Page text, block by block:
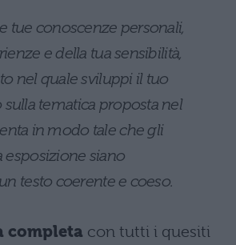
tue conoscenze personali,
e della tua sensibilità,
nel quale sviluppi il tuo
tematica proposta nel
in modo tale che gli
esposizione siano
testo coerente e coeso.
completa con tutti i quesiti